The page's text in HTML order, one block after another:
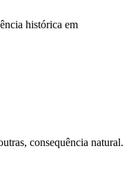
histórica em
consequência natural.